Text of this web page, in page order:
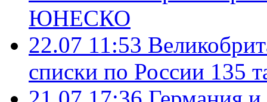
ЮНЕСКО
22.07 11:53
списки по России 135